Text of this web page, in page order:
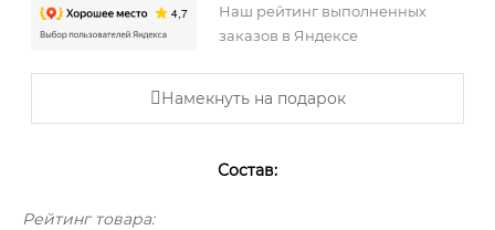
Наш рейтинг выполненных
заказов в Яндексе
Намекнуть на подарок
Состав:
Рейтинг товара: